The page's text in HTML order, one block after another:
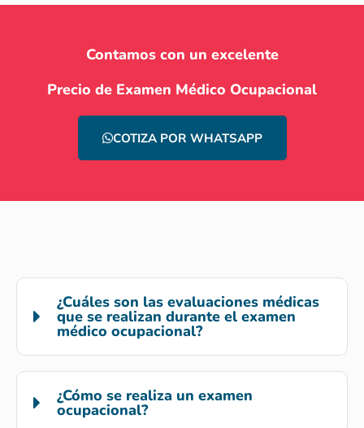
Contamos con un excelente
Precio de Examen Médico Ocupacional
COTIZA POR WHATSAPP
¿Cuáles son las evaluaciones médicas
que se realizan durante el examen
médico ocupacional?
¿Cómo se realiza un examen
ocupacional?